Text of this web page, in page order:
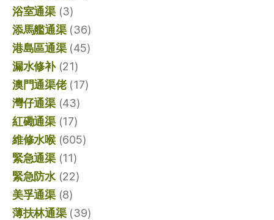
浴室通渠(3)
添馬艦通渠(36)
港島區通渠(45)
漏水修补(21)
澳門通渠佬(17)
灣仔通渠(43)
紅磡通渠(17)
維修水喉(605)
緊急通渠(11)
緊急防水(22)
美孚通渠(8)
薄扶林通渠(39)